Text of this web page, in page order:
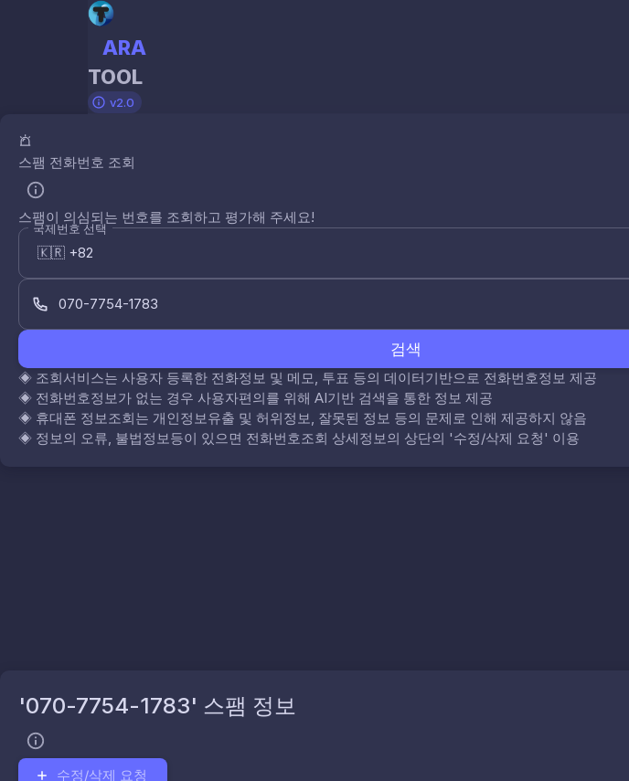
ARA
TOOL
v2.0
스팸 전화번호 조회
스팸이 의심되는 번호를 조회하고 평가해 주세요!
국제번호 선택
검색
◈ 조회서비스는 사용자 등록한 전화정보 및 메모, 투표 등의 데이터기반으로 전화번호정보 제공
◈ 전화번호정보가 없는 경우 사용자편의를 위해 AI기반 검색을 통한 정보 제공
◈ 휴대폰 정보조회는 개인정보유출 및 허위정보, 잘못된 정보 등의 문제로 인해 제공하지 않음
◈ 정보의 오류, 불법정보등이 있으면 전화번호조회 상세정보의 상단의 '수정/삭제 요청' 이용
'070-7754-1783' 스팸 정보
수정/삭제 요청